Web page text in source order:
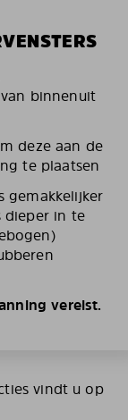
binnenuit
deze aan de
te plaatsen
gemakkelijker
dieper in te
vereist.
vindt u op